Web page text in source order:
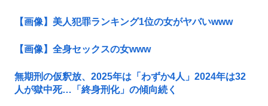
【画像】美人犯罪ランキング1位の女がヤバいwww
【画像】全身セックスの女www
無期刑の仮釈放、2025年は「わずか4人」2024年は32
人が獄中死…「終身刑化」の傾向続く